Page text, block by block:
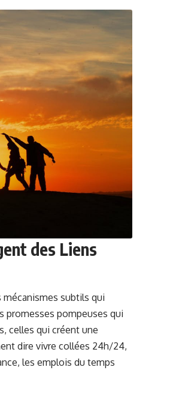
des Liens
mécanismes subtils qui
promesses pompeuses qui
celles qui créent une
dire vivre collées 24h/24,
les emplois du temps